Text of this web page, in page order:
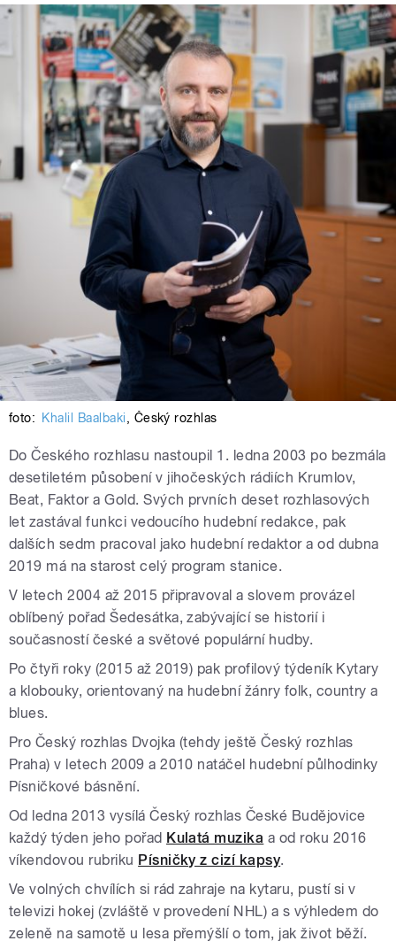
foto: Khalil Baalbaki, Český rozhlas
Do Českého rozhlasu nastoupil 1. ledna 2003 po bezmála
desetiletém působení v jihočeských rádiích Krumlov,
Beat, Faktor a Gold. Svých prvních deset rozhlasových
let zastával funkci vedoucího hudební redakce, pak
dalších sedm pracoval jako hudební redaktor a od dubna
2019 má na starost celý program stanice.
V letech 2004 až 2015 připravoval a slovem provázel
oblíbený pořad Šedesátka, zabývající se historií i
současností české a světové populární hudby.
Po čtyři roky (2015 až 2019) pak profilový týdeník Kytary
a klobouky, orientovaný na hudební žánry folk, country a
blues.
Pro Český rozhlas Dvojka (tehdy ještě Český rozhlas
Praha) v letech 2009 a 2010 natáčel hudební půlhodinky
Písničkové básnění.
Od ledna 2013 vysílá Český rozhlas České Budějovice
každý týden jeho pořad Kulatá muzika a od roku 2016
víkendovou rubriku Písničky z cizí kapsy.
Ve volných chvílích si rád zahraje na kytaru, pustí si v
televizi hokej (zvláště v provedení NHL) a s výhledem do
zeleně na samotě u lesa přemýšlí o tom, jak život běží.